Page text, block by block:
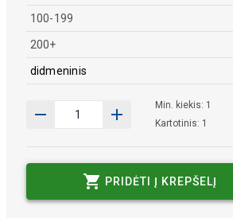
100-199
200+
didmeninis
Min. kiekis: 1
Kartotinis: 1
PRIDĖTI Į KREPŠELĮ